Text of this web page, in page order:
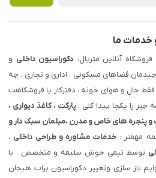
خدمات ما
فروشگاه آنلاین متریال، دکوراسیون داخلی و
فضاهای مسکونی ، اداری و تجاری . چه
حال و هوای خونه ، دفترکار یا فروشگاهت
چیز را یکجا پیدا کنی :پارکت ، کاغذ دیواری ،
پنجره های خاص و مدرن ،مبلمان سبک دار و
مهمتر : خدمات مشاوره و طراحی داخلی ،
توسط تیمی خوش سلیقه و متخصص ، با
باز سازی وتغییر دکوراسیون برات هیجان